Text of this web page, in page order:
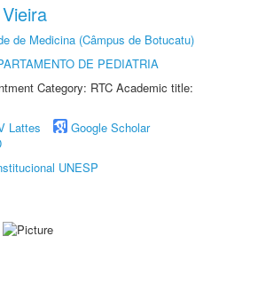
de Medicina (Câmpus de Botucatu)
DE PEDIATRIA
Category: RTC Academic title:
Lattes
Google Scholar
UNESP